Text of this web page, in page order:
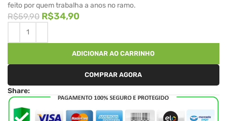
feito por quem trabalha a anos no ramo.
R$59,90 R$34,90
ADICIONAR AO CARRINHO
COMPRAR AGORA
Share: